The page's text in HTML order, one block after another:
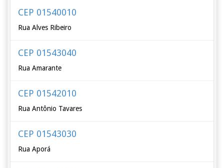
CEP 01540010
Rua Alves Ribeiro
CEP 01543040
Rua Amarante
CEP 01542010
Rua Antônio Tavares
CEP 01543030
Rua Aporá